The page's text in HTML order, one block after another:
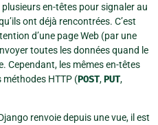
en-têtes pour signaler au
ont déjà rencontrées. C’est
d’une page Web (par une
toutes les données quand le
Cependant, les mêmes en-têtes
HTTP (POST,PUT,
renvoie depuis une vue, il est